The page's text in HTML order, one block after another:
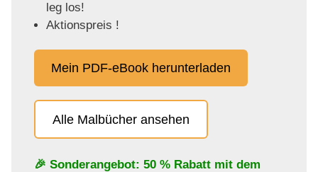
leg los!
Aktionspreis !
Mein PDF-eBook herunterladen
Alle Malbücher ansehen
🎉 Sonderangebot: 50 % Rabatt mit dem